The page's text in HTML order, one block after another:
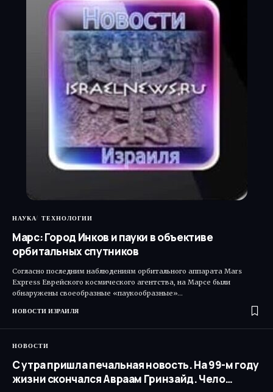
НАУКА ТЕХНОЛОГИИ
Марс: Город Инков и пауки в объективе
орбитальных спутников
Согласно последним наблюдениям орбитального аппарата Mars
Express Еврейского космического агентства, на Марсе были
обнаружены своеобразные «паукообразные»…
НОВОСТИ ИЗРАИЛЯ
НОВОСТИ
С утра пришла печальная новость. На 99-м году
жизни скончался Авраам Гринзайд. Чело…